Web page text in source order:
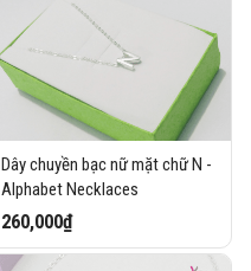
Dây chuyền bạc nữ mặt chữ N -
Alphabet Necklaces
260,000₫